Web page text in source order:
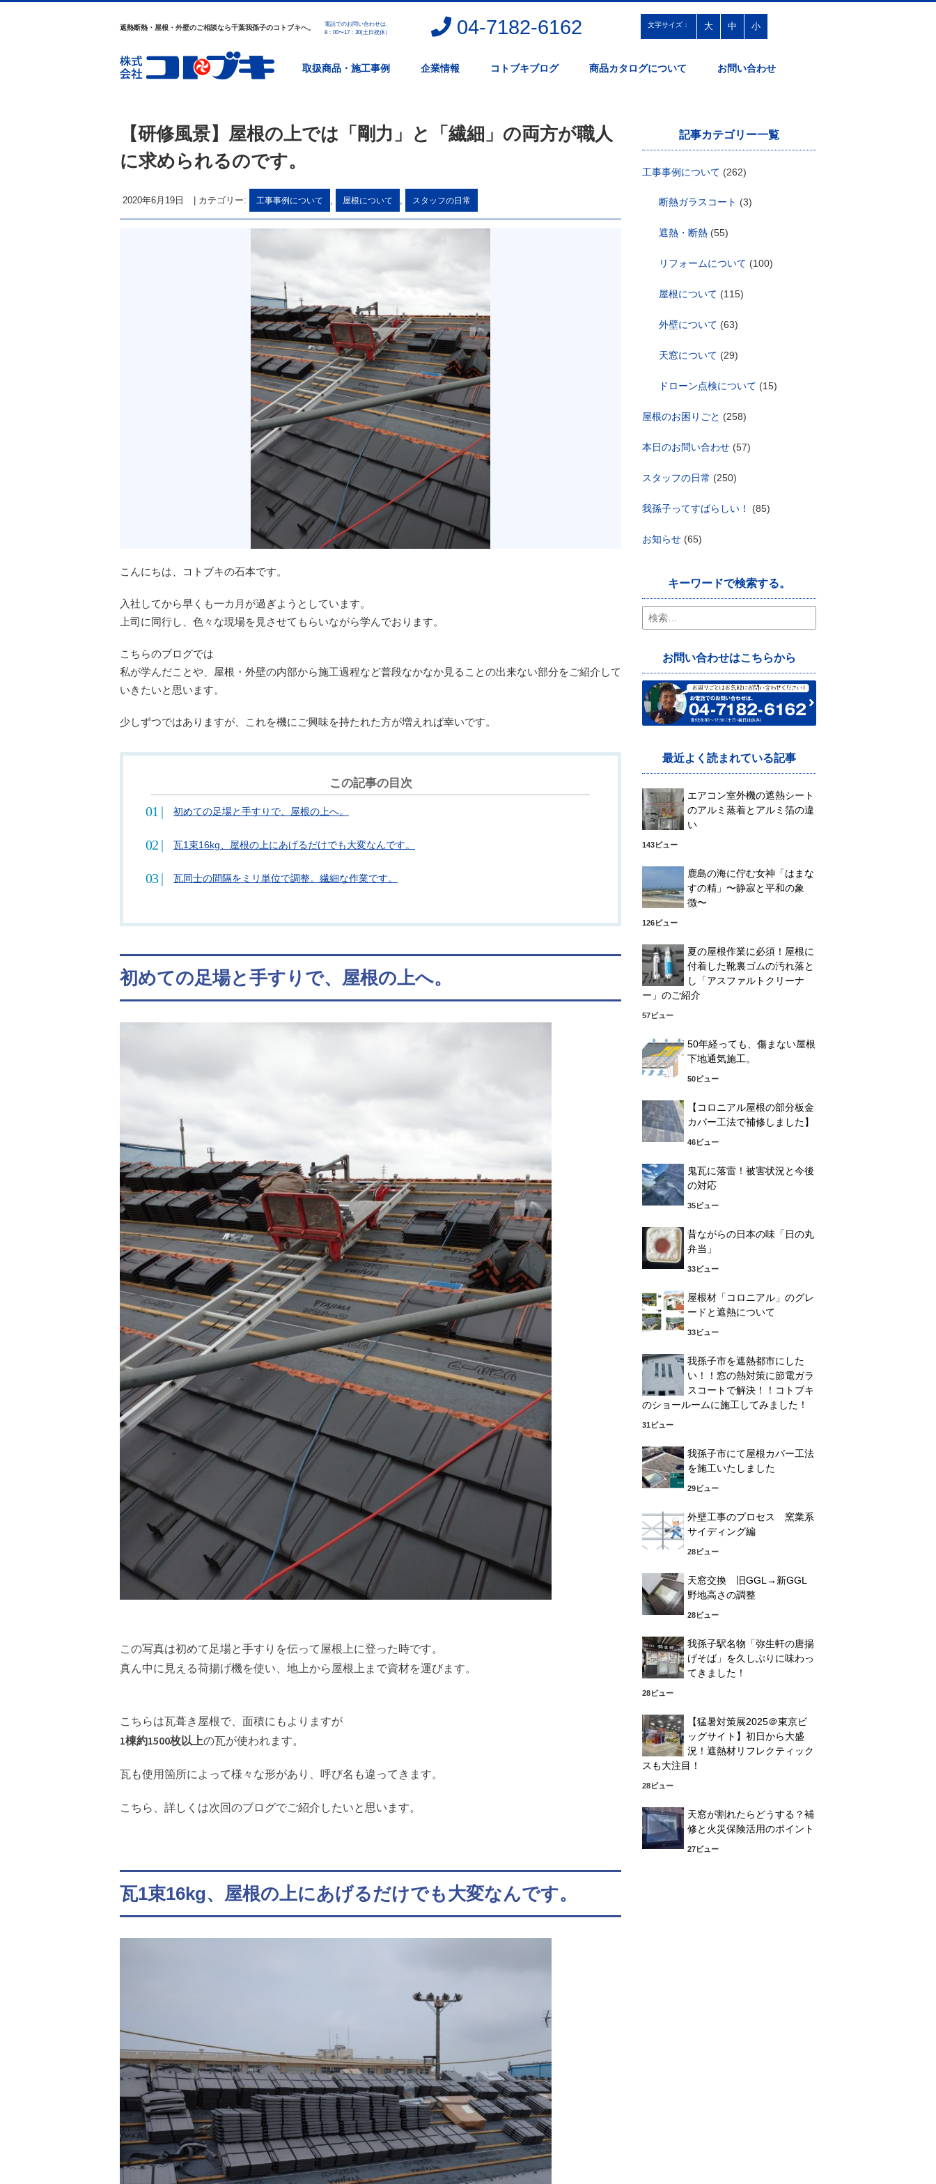
遮熱断熱・屋根・外壁のご相談なら千葉我孫子のコトブキへ。
電話でのお問い合わせは、
8：00〜17：30(土日祝休）
04-7182-6162 文字サイズ： 大 中 小
取扱商品・施工事例 企業情報 コトブキブログ 商品カタログについて お問い合わせ
【研修風景】屋根の上では「剛力」と「繊細」の両方が職人
に求められるのです。
2020年6月19日 カテゴリー: 工事事例について , 屋根について , スタッフの日常
こんにちは、コトブキの石本です。
入社してから早くも一カ月が過ぎようとしています。
上司に同行し、色々な現場を見させてもらいながら学んでおります。
こちらのブログでは
私が学んだことや、屋根・外壁の内部から施工過程など普段なかなか見ることの出来ない部分をご紹介して
いきたいと思います。
少しずつではありますが、これを機にご興味を持たれた方が増えれば幸いです。
この記事の目次
初めての足場と手すりで、屋根の上へ。
瓦1束16kg、屋根の上にあげるだけでも大変なんです。
瓦同士の間隔をミリ単位で調整。繊細な作業です。
初めての足場と手すりで、屋根の上へ。
この写真は初めて足場と手すりを伝って屋根上に登った時です。
真ん中に見える荷揚げ機を使い、地上から屋根上まで資材を運びます。
こちらは瓦葺き屋根で、面積にもよりますが
1棟約1500枚以上の瓦が使われます。
瓦も使用箇所によって様々な形があり、呼び名も違ってきます。
こちら、詳しくは次回のブログでご紹介したいと思います。
瓦1束16kg、屋根の上にあげるだけでも大変なんです。
記事カテゴリー一覧
工事事例について (262)
断熱ガラスコート (3)
遮熱・断熱 (55)
リフォームについて (100)
屋根について (115)
外壁について (63)
天窓について (29)
ドローン点検について (15)
屋根のお困りごと (258)
本日のお問い合わせ (57)
スタッフの日常 (250)
我孫子ってすばらしい！ (85)
お知らせ (65)
キーワードで検索する。
検
索:
お問い合わせはこちらから
最近よく読まれている記事
エアコン室外機の遮熱シート
のアルミ蒸着とアルミ箔の違
い
143ビュー
鹿島の海に佇む女神「はまな
すの精」〜静寂と平和の象
徴〜
126ビュー
夏の屋根作業に必須！屋根に
付着した靴裏ゴムの汚れ落と
し「アスファルトクリーナ
ー」のご紹介
57ビュー
50年経っても、傷まない屋根
下地通気施工。
50ビュー
【コロニアル屋根の部分板金
カバー工法で補修しました】
46ビュー
鬼瓦に落雷！被害状況と今後
の対応
35ビュー
昔ながらの日本の味「日の丸
弁当」
33ビュー
屋根材「コロニアル」のグレ
ードと遮熱について
33ビュー
我孫子市を遮熱都市にした
い！！窓の熱対策に節電ガラ
スコートで解決！！コトブキ
のショールームに施工してみました！
31ビュー
我孫子市にて屋根カバー工法
を施工いたしました
29ビュー
外壁工事のプロセス 窯業系
サイディング編
28ビュー
天窓交換 旧GGL→新GGL
野地高さの調整
28ビュー
我孫子駅名物「弥生軒の唐揚
げそば」を久しぶりに味わっ
てきました！
28ビュー
【猛暑対策展2025＠東京ビ
ッグサイト】初日から大盛
況！遮熱材リフレクティック
スも大注目！
28ビュー
天窓が割れたらどうする？補
修と火災保険活用のポイント
27ビュー